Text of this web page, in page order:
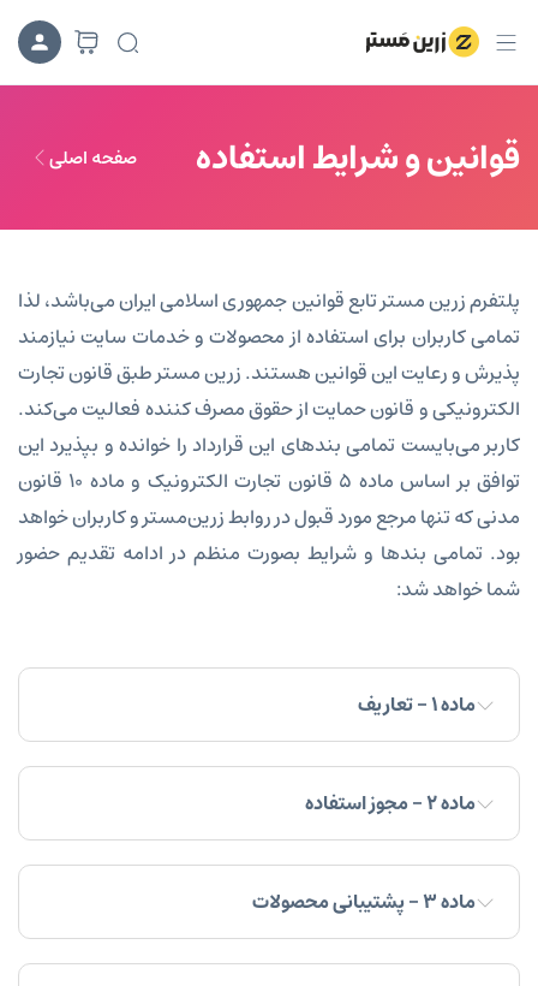
قوانین و شرایط استفاده صفحه اصلی
پلتفرم زرین مستر تابع قوانین جمهوری اسلامی ایران می‌باشد، لذا
تمامی کاربران برای استفاده از محصولات و خدمات سایت نیازمند
پذیرش و رعایت این قوانین هستند. زرین مستر طبق قانون تجارت
الکترونیکی و قانون حمایت از حقوق مصرف­ کننده فعالیت می‌کند.
کاربر می‌بایست تمامی بندهای این قرارداد را خوانده و بپذیرد این
توافق بر اساس ماده ۵ قانون تجارت الکترونیک و ماده ۱۰ قانون
مدنی که تنها مرجع مورد قبول در روابط زرین‌مستر و کاربران خواهد
بود. تمامی بندها و شرایط بصورت منظم در ادامه تقدیم حضور
شما خواهد شد:
ماده ۱ - تعاریف
ماده ۲ - مجوز استفاده
ماده ۳ - پشتیبانی محصولات